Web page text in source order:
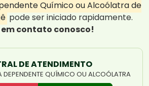
Químico ou Alcoólatra de
pode ser iniciado rapidamente.
em contato conosco!
DE ATENDIMENTO
DEPENDENTE QUÍMICO OU ALCOÓLATRA